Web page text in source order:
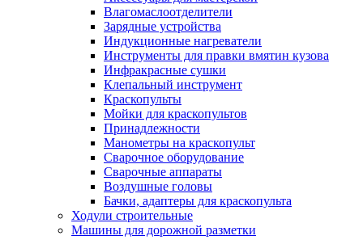
Влагомаслоотделители
Зарядные устройства
Индукционные нагреватели
Инструменты для правки вмятин кузова
Инфракрасные сушки
Клепальный инструмент
Краскопульты
Мойки для краскопультов
Принадлежности
Манометры на краскопульт
Сварочное оборудование
Сварочные аппараты
Воздушные головы
Бачки, адаптеры для краскопульта
Ходули строительные
Машины для дорожной разметки